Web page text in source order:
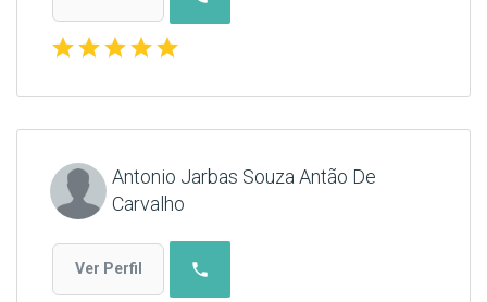
starstarstarstarstar
Antonio Jarbas Souza Antão De
Carvalho
Ver Perfil phone